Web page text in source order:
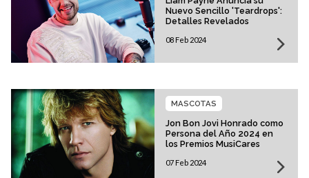
Nuevo Sencillo 'Teardrops':
Detalles Revelados
08 Feb 2024
Jon Bon Jovi Honrado como
Persona del Año 2024 en
los Premios MusiCares
MASCOTAS
07 Feb 2024